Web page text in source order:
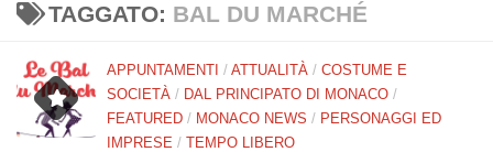
TAGGATO: BAL DU MARCHÉ
APPUNTAMENTI / ATTUALITÀ / COSTUME E
SOCIETÀ / DAL PRINCIPATO DI MONACO /
FEATURED / MONACO NEWS / PERSONAGGI ED
IMPRESE / TEMPO LIBERO